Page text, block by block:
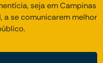
seja em Campinas
a se comunicarem melhor